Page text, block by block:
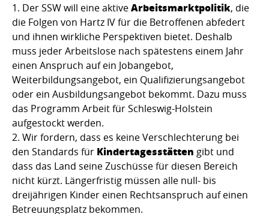
Der SSW will eine aktiveArbeitsmarktpolitik, die
die Folgen von Hartz IV für die Betroffenen abfedert
und ihnen wirkliche Perspektiven bietet. Deshalb
muss jeder Arbeitslose nach spätestens einem Jahr
einen An­spruch auf ein Jobangebot,
Weiterbildungsangebot, ein Qualifizierungs­angebot
oder ein Ausbildungsangebot bekommt. Dazu muss
das Pro­gramm Arbeit für Schleswig-Holstein
aufgestockt werden.
Wir fordern, dass es keine Verschlechterung bei
den Standards für Kinder­tagesstätten gibt und
dass das Land seine Zuschüsse für diesen Bereich
nicht kürzt. Längerfristig müssen alle null- bis
dreijährigen Kinder einen Rechtsanspruch auf einen
Betreuungsplatz bekommen.